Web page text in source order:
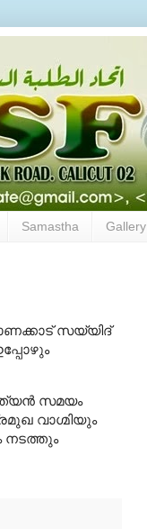
Samastha Gallery
സയ്യിദ്‌
സമയം
വാഗ്മിയും
നടത്തും